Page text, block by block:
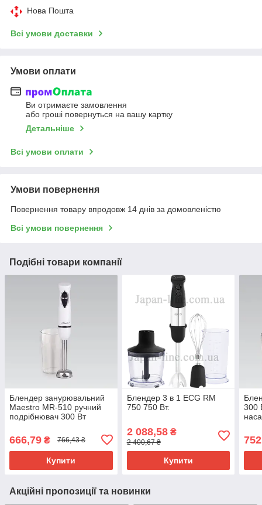
Нова Пошта
Всі умови доставки
Умови оплати
Ви отримаєте замовлення
або гроші повернуться на вашу картку
Детальніше
Всі умови оплати
Умови повернення
Повернення товару впродовж 14 днів за домовленістю
Всі умови повернення
Подібні товари компанії
Блендер занурювальний
Maestro MR-510 ручний
подрібнювач 300 Вт
666,79 ₴ 766,43 ₴
Купити
Блендер 3 в 1 ECG RM
750 750 Вт.
2 088,58₴
2 400,67 ₴
Купити
300
для
Акційні пропозиції та новинки